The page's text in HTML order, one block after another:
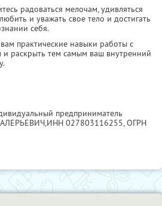
радоваться мелочам, удивляться
и уважать свое тело и достигать
себя.
практические навыки работы с
раскрыть тем самым ваш внутренний
предприниматель
ИНН 027803116255, ОГРН